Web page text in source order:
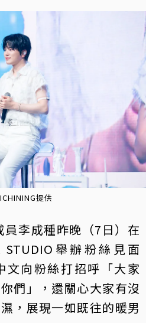
提供
李成種昨晚（7日）在
STUDIO舉辦粉絲見面
文向粉絲打招呼「大家
們」，還關心大家有沒
，展現一如既往的暖男